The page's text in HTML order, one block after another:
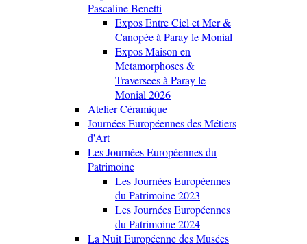
Pascaline Benetti
Expos Entre Ciel et Mer &
Canopée à Paray le Monial
Expos Maison en
Metamorphoses &
Traversees à Paray le
Monial 2026
Atelier Céramique
Journées Européennes des Métiers
d'Art
Les Journées Européennes du
Patrimoine
Les Journées Européennes
du Patrimoine 2023
Les Journées Européennes
du Patrimoine 2024
La Nuit Européenne des Musées